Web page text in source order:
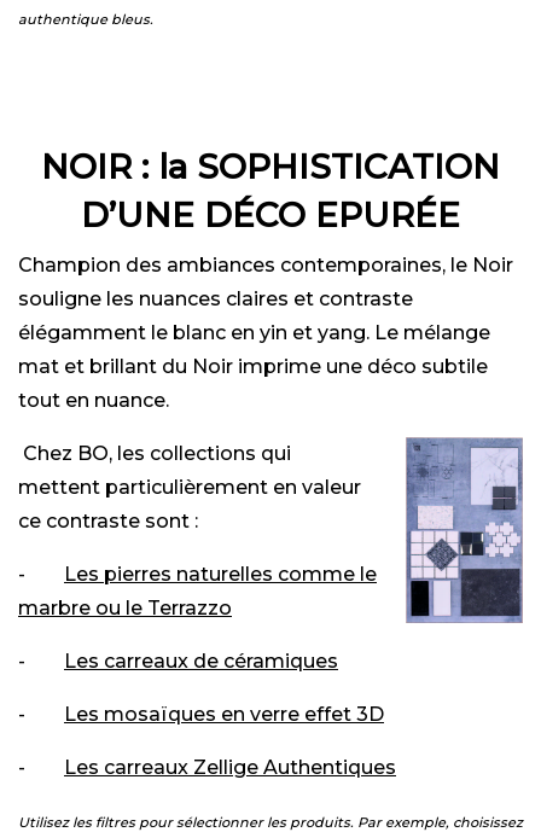
authentique bleus.
NOIR : la SOPHISTICATION
D’UNE DÉCO EPURÉE
Champion des ambiances contemporaines, le Noir
souligne les nuances claires et contraste
élégamment le blanc en yin et yang. Le mélange
mat et brillant du Noir imprime une déco subtile
tout en nuance.
Chez BO, les collections qui
mettent particulièrement en valeur
ce contraste sont :
-
Les pierres naturelles comme le
marbre ou le Terrazzo
- Les carreaux de céramiques
- Les mosaïques en verre effet 3D
- Les carreaux Zellige Authentiques
Utilisez les filtres pour sélectionner les produits. Par exemple, choisissez